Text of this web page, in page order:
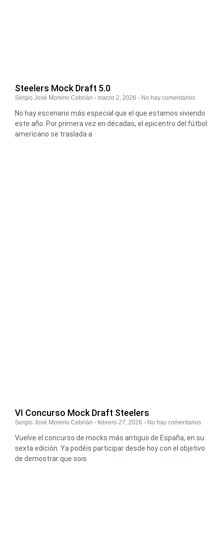
Steelers Mock Draft 5.0
Sergio José Moreno Cebrián marzo 2, 2026 No hay comentarios
No hay escenario más especial que el que estamos viviendo
este año. Por primera vez en décadas, el epicentro del fútbol
americano se traslada a
VI Concurso Mock Draft Steelers
Sergio José Moreno Cebrián febrero 27, 2026 No hay comentarios
Vuelve el concurso de mocks más antiguo de España, en su
sexta edición. Ya podéis participar desde hoy con el objetivo
de demostrar que sois